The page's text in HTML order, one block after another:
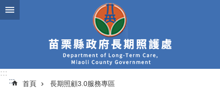
跳到主要內容區塊
:::
:::
首頁
長期照顧3.0服務專區